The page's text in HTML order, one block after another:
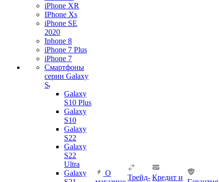
iPhone XR
IPhone Xs
iPhone SE
2020
Iphone 8
iPhone 7 Plus
iPhone 7
Смартфоны
серии Galaxy
S
Galaxy
S10 Plus
Galaxy
S10
Galaxy
S22
Galaxy
S22
Ultra
Galaxy
О
Трейд- Кредит и